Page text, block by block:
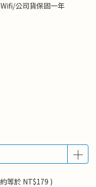
公司貨保固一年
等於 NT$179 )